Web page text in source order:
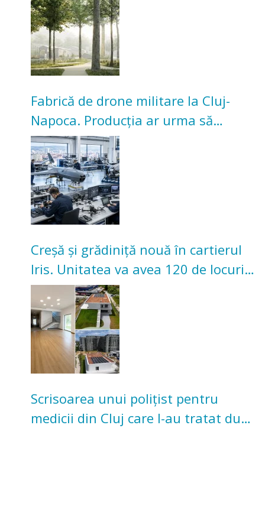
Universitarilor
Fabrică de drone militare la Cluj-
Napoca. Producția ar urma să
înceapă în toamna acestui an
Creșă și grădiniță nouă în cartierul
Iris. Unitatea va avea 120 de locuri
pentru copii
Scrisoarea unui polițist pentru
medicii din Cluj care l-au tratat după